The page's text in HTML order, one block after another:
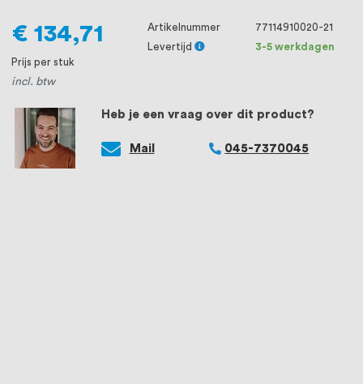
Heb je een vraag over dit product?
Mail 045-7370045
€ 134,71
Prijs per stuk
incl. btw
Artikelnummer
77114910020-21
Levertijd
3-5 werkdagen